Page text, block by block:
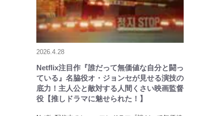
2026.4.28
Netflix注目作『誰だって無価値な自分と闘っ
ている』名脇役オ・ジョンセが見せる演技の
底力！主人公と敵対する人間くさい映画監督
役【推しドラマに魅せられた！】